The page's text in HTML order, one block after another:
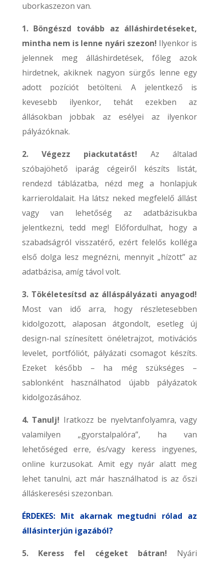
uborkaszezon van.
1. Böngészd tovább az álláshirdetéseket,
mintha nem is lenne nyári szezon! Ilyenkor is
jelennek meg álláshirdetések, főleg azok
hirdetnek, akiknek nagyon sürgős lenne egy
adott pozíciót betölteni. A jelentkező is
kevesebb ilyenkor, tehát ezekben az
állásokban jobbak az esélyei az ilyenkor
pályázóknak.
2. Végezz piackutatást! Az általad
szóbajöhető iparág cégeiről készíts listát,
rendezd táblázatba, nézd meg a honlapjuk
karrieroldalait. Ha látsz neked megfelelő állást
vagy van lehetőség az adatbázisukba
jelentkezni, tedd meg! Előfordulhat, hogy a
szabadságról visszatérő, ezért felelős kolléga
első dolga lesz megnézni, mennyit „hízott” az
adatbázisa, amíg távol volt.
3. Tökéletesítsd az álláspályázati anyagod!
Most van idő arra, hogy részletesebben
kidolgozott, alaposan átgondolt, esetleg új
design-nal színesített önéletrajzot, motivációs
levelet, portfóliót, pályázati csomagot készíts.
Ezeket később – ha még szükséges –
sablonként használhatod újabb pályázatok
kidolgozásához.
4. Tanulj! Iratkozz be nyelvtanfolyamra, vagy
valamilyen „gyorstalpalóra”, ha van
lehetőséged erre, és/vagy keress ingyenes,
online kurzusokat. Amit egy nyár alatt meg
lehet tanulni, azt már használhatod is az őszi
álláskeresési szezonban.
ÉRDEKES: Mit akarnak megtudni rólad az
állásinterjún igazából?
5. Keress fel cégeket bátran! Nyári